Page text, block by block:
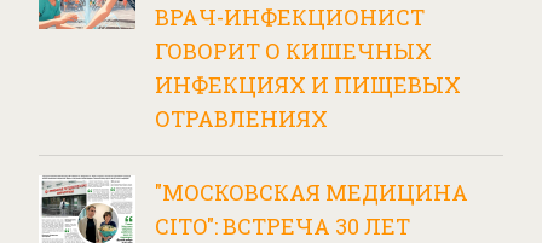
ВРАЧ-ИНФЕКЦИОНИСТ
ГОВОРИТ О КИШЕЧНЫХ
ИНФЕКЦИЯХ И ПИЩЕВЫХ
ОТРАВЛЕНИЯХ
"МОСКОВСКАЯ МЕДИЦИНА
CITO": ВСТРЕЧА 30 ЛЕТ